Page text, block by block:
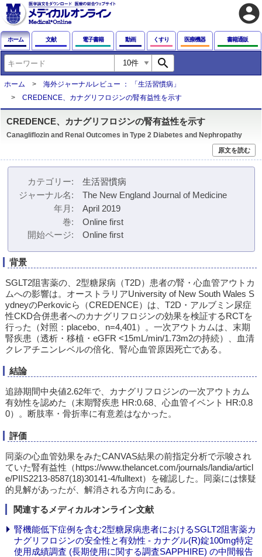
account_circle
ホーム 文献 電子書籍 動画 くすり 医療機器 書籍通販
search
ホーム
海外ジャーナルレビュー ： 「生活習慣病」
CREDENCE、カナグリフロジンの腎有益性を示す
CREDENCE、カナグリフロジンの腎有益性を示す
Canagliflozin and Renal Outcomes in Type 2 Diabetes and Nephropathy
原文を読む
カテゴリー
生活習慣病
ジャーナル名
The New England Journal of Medicine
年月
April 2019
巻
Online first
開始ページ
Online first
背景
SGLT2阻害薬の、2型糖尿病（T2D）患者の腎・心血管アウトカ
ムへの影響は。オーストラリアUniversity of New South Wales S
ydneyのPerkovicら（CREDENCE）は、T2D・アルブミン尿症
性CKD合併患者へのカナグリフロジンの効果を検証するRCTを
行った（対照：placebo、n=4,401）。一次アウトカムは、末期
腎疾患（透析・移植・eGFR <15mL/min/1.73m2の持続）、血清
クレアチニンレベルの倍化、腎/心血管原因死亡である。
結論
追跡期間中央値2.62年で、カナグリフロジンの一次アウトカム
有効性を認めた（末期腎疾患 HR:0.68、心血管イベント HR:0.8
0）。断肢率・骨折率に有意差はなかった。
評価
同薬の心血管効果をみたCANVAS結果の前指定分析で示唆され
ていた腎有益性（https://www.thelancet.com/journals/landia/articl
e/PIIS2213-8587(18)30141-4/fulltext）を確認した。同薬には懐疑
的見解があったが、解消される方向にある。
関連するメディカルオンライン文献
腎機能低下症例を含む2型糖尿病患者におけるSGLT2阻害薬カ
ナグリフロジンの安全性と有効性 - カナグル(R)錠100mg特定
使用成績調査 (長期使用に関する調査SAPPHIRE) の中間報告